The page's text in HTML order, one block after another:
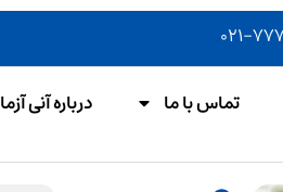
تماس با ما درباره آنی آزما